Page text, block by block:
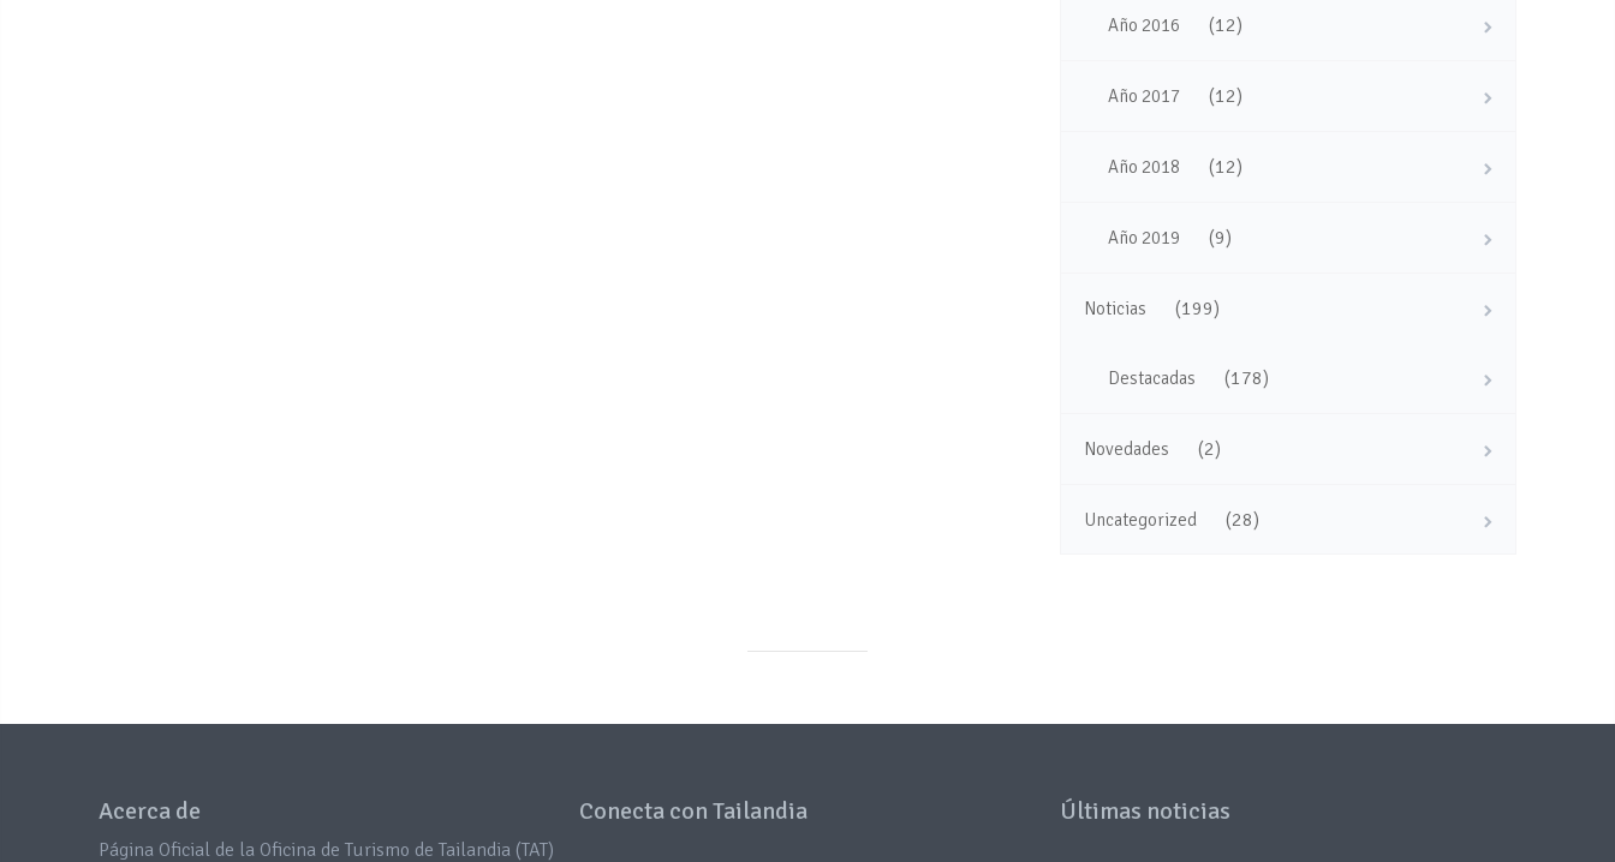
Año 2016 (12)
Año 2017 (12)
Año 2018 (12)
Año 2019 (9)
Noticias (199)
Destacadas (178)
Novedades (2)
Uncategorized (28)
Acerca de
Página Oficial de la Oficina de Turismo de Tailandia (TAT)
Conecta con Tailandia Últimas noticias